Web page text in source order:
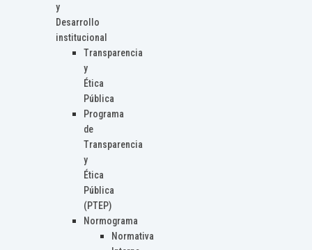
y
Desarrollo
institucional
Transparencia
y
Ética
Pública
Programa
de
Transparencia
y
Ética
Pública
(PTEP)
Normograma
Normativa